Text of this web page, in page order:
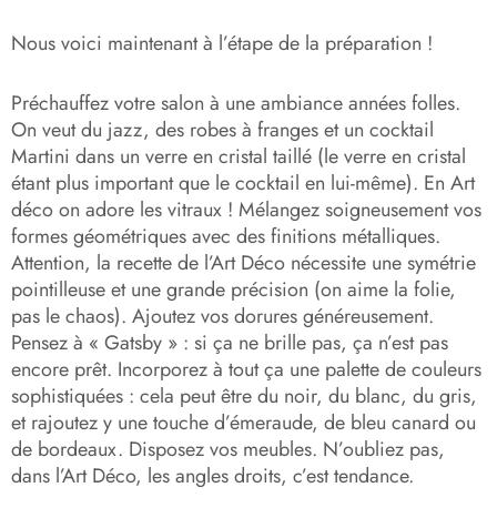
Nous voici maintenant à l’étape de la préparation !
Préchauffez votre salon à une ambiance années folles.
On veut du jazz, des robes à franges et un cocktail
Martini dans un verre en cristal taillé (le verre en cristal
étant plus important que le cocktail en lui-même). En Art
déco on adore les vitraux ! Mélangez soigneusement vos
formes géométriques avec des finitions métalliques.
Attention, la recette de l’Art Déco nécessite une symétrie
pointilleuse et une grande précision (on aime la folie,
pas le chaos). Ajoutez vos dorures généreusement.
Pensez à « Gatsby » : si ça ne brille pas, ça n’est pas
encore prêt. Incorporez à tout ça une palette de couleurs
sophistiquées : cela peut être du noir, du blanc, du gris,
et rajoutez y une touche d’émeraude, de bleu canard ou
de bordeaux. Disposez vos meubles. N’oubliez pas,
dans l’Art Déco, les angles droits, c’est tendance.